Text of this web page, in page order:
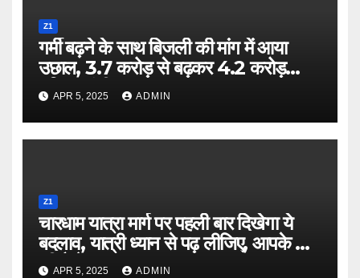
Z1
गर्मी बढ़ने के साथ बिजली की मांग में आया
उछाल, 3.7 करोड़ से बढ़कर 4.2 करोड़
यूनिट पहुंची
APR 5, 2025 ADMIN
Z1
चारधाम यात्रा मार्ग पर पहली बार दिखेगा ये
बदलाव, यात्री ध्यान से पढ़ लीजिए, आपके काम
की है ये खबर
APR 5, 2025 ADMIN